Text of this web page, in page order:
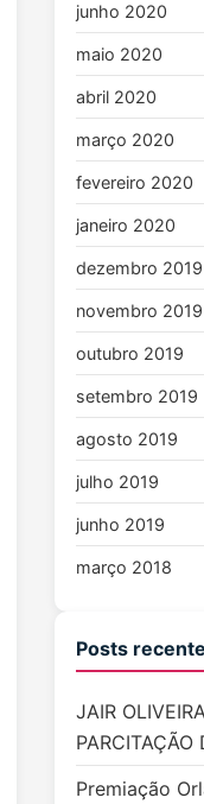
junho 2020
maio 2020
abril 2020
março 2020
fevereiro 2020
janeiro 2020
dezembro 2019
novembro 2019
outubro 2019
setembro 2019
agosto 2019
julho 2019
junho 2019
março 2018
Posts
JAIR
PARCITAÇÃO
Premiação